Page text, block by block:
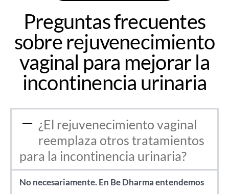
Preguntas frecuentes
sobre rejuvenecimiento
vaginal para mejorar la
incontinencia urinaria
¿El rejuvenecimiento vaginal
reemplaza otros tratamientos
para la incontinencia urinaria?
No necesariamente. En Be Dharma entendemos